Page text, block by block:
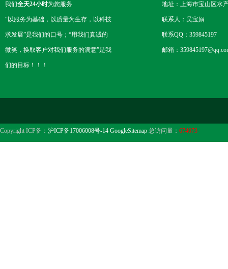
我们全天24小时为您服务
“以服务为基础，以质量为生存，以科技
求发展”是我们的口号；“用我们真诚的
微笑，换取客户对我们服务的满意”是我
们的目标！！！
地址：上海市宝山区水
联系人：吴宝娟
联系QQ：359845197
邮箱：
Copyright ICP备： 沪ICP备17006008号-14 GoogleSitemap 总访问量： 674073